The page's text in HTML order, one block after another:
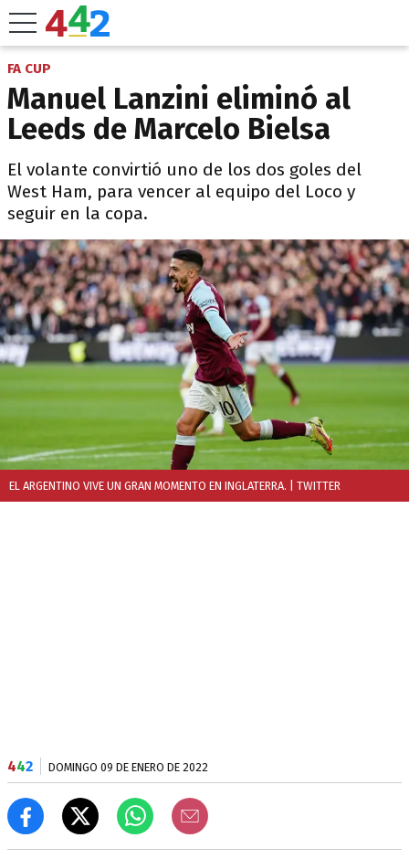
FA CUP
Manuel Lanzini eliminó al
Leeds de Marcelo Bielsa
El volante convirtió uno de los dos goles del
West Ham, para vencer al equipo del Loco y
seguir en la copa.
EL ARGENTINO VIVE UN GRAN MOMENTO EN INGLATERRA. | TWITTER
442 DOMINGO 09 DE ENERO DE 2022